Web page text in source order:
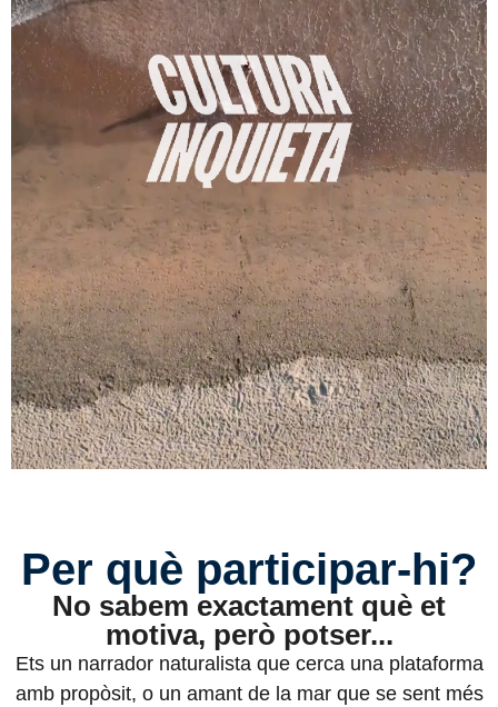
Per què participar-hi?
No sabem exactament què et
motiva, però potser...
Ets un narrador naturalista que cerca una plataforma
amb propòsit, o un amant de la mar que se sent més